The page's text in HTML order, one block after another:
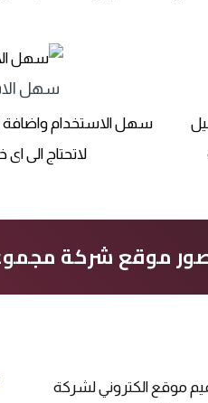
سهل
سهل الاستخدام واضافة
لاتحتاج الى
موقع شركة